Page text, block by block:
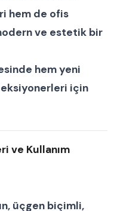
hem de ofis
ve estetik bir
hem yeni
için
ve Kullanım
üçgen biçimli,